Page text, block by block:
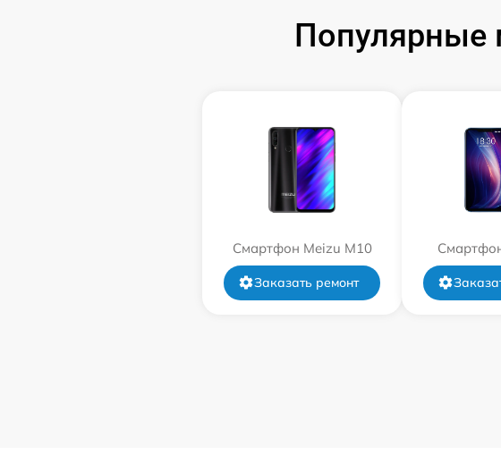
Популярные
Смартфон Meizu M10
Заказать ремонт